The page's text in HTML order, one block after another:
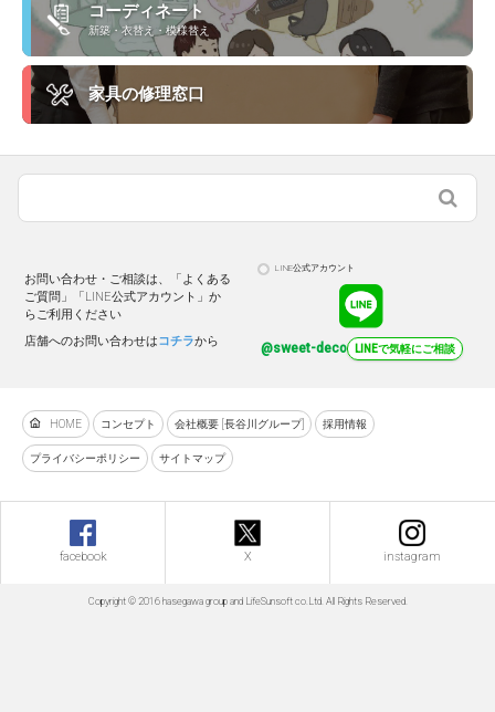
コーディネート
新築・衣替え・模様替え
家具の修理窓口
お問い合わせ・ご相談は、「よくある
ご質問」「LINE公式アカウント」か
らご利用ください
店舗へのお問い合わせはコチラから
LINE公式アカウント
@sweet-deco LINEで気軽にご相談
HOME コンセプト 会社概要 [長谷川グループ] 採用情報
プライバシーポリシー サイトマップ
facebook X instagram
Copyright © 2016 hasegawa group and LifeSunsoft co.Ltd. All Rights Reserved.